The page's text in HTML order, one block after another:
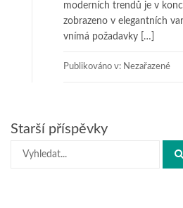
moderních trendů je v
zobrazeno v elegantních
vnímá požadavky […]
Publikováno v: Nezařazené
Navigace
příspěvky
Starší příspěvky
Hledat: